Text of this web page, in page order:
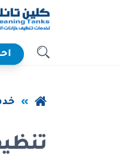
بحث
عودة